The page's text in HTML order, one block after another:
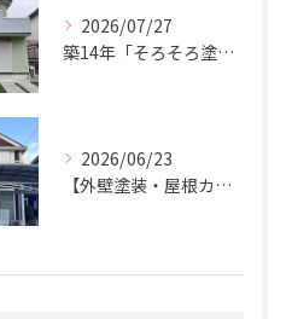
2026/07/27
築14年「そろそろ塗り替え時？」コケ・汚れが気になっていた神戸市北区M様邸が新築同様の美しい外観に蘇るまで
2026/06/23
【外壁塗装・屋根カバー工法】築29年の剥がれや汚れのお悩みを「ナノコンポジットW」と屋根カバー工法で解決